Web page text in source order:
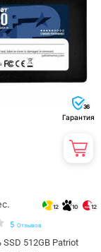
36
Гарантия
12 10 12
5 Отзывов
Patriot